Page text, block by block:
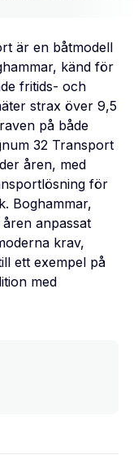
är en båtmodell
känd för
fritids- och
strax över 9,5
på både
32 Transport
åren, med
för
Boghammar,
anpassat
krav,
ett exempel på
med